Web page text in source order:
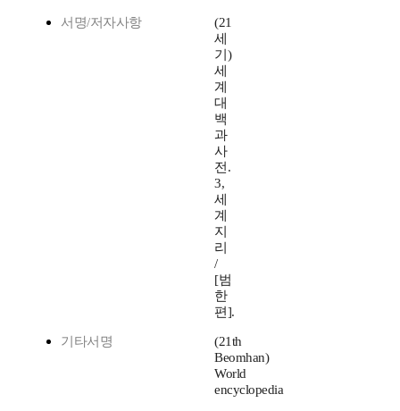
서명/저자사항
(21
세
기)
세
계
대
백
과
사
전.
3,
세
계
지
리
/
[범
한
편].
기타서명
(21th
Beomhan)
World
encyclopedia